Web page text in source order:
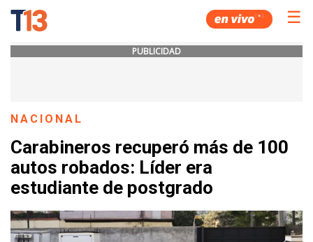
☰
PUBLICIDAD
NACIONAL
Carabineros recuperó más de 100
autos robados: Líder era
estudiante de postgrado